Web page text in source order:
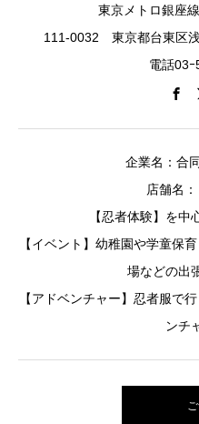
東京メトロ銀座
111-0032 東京都台東区
電話03
企業名：合
店舗名：
【忍者体験】を
【イベント】幼稚園や学童保
場などの出
【アドベンチャー】忍者服で
ンチ